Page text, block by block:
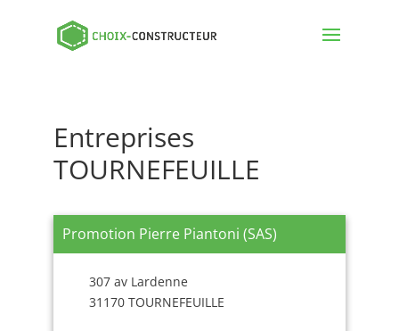
Entreprises
TOURNEFEUILLE
Promotion Pierre Piantoni (SAS)
307 av Lardenne
31170 TOURNEFEUILLE